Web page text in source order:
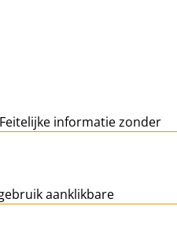
Feitelijke informatie zonder
aanklikbare